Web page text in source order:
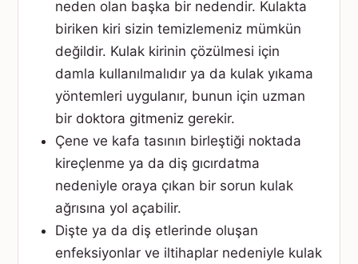
neden olan başka bir nedendir. Kulakta
biriken kiri sizin temizlemeniz mümkün
değildir. Kulak kirinin çözülmesi için
damla kullanılmalıdır ya da kulak yıkama
yöntemleri uygulanır, bunun için uzman
bir doktora gitmeniz gerekir.
Çene ve kafa tasının birleştiği noktada
kireçlenme ya da diş gıcırdatma
nedeniyle oraya çıkan bir sorun kulak
ağrısına yol açabilir.
Dişte ya da diş etlerinde oluşan
enfeksiyonlar ve iltihaplar nedeniyle kulak